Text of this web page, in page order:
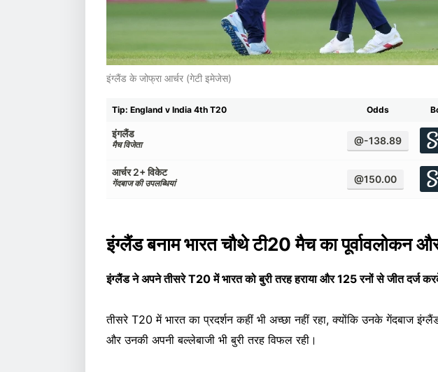
इंग्लैंड के जोफ्रा आर्चर (गेटी इमेजेस)
Tip: England v India 4th T20 Odds
इंगलैंड
मैच विजेता @-138.89
आर्चर 2+ विकेट
गेंदबाज की उपलब्धियां @150.00
इंग्लैंड बनाम भारत चौथे टी20 मैच का पूर्वावलोकन
इंग्लैंड ने अपने तीसरे T20 में भारत को बुरी तरह हराया और 125 रनों से जीत दर्ज
तीसरे T20 में भारत का प्रदर्शन कहीं भी अच्छा नहीं रहा, क्योंकि उनके गेंदबाज
और उनकी अपनी बल्लेबाजी भी बुरी तरह विफल रही।